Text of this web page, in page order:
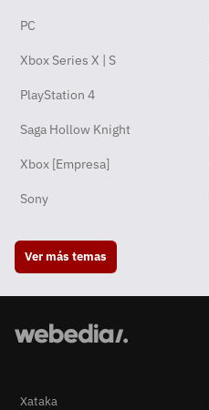
PC
Xbox Series X | S
PlayStation 4
Saga Hollow Knight
Xbox [Empresa]
Sony
Ver más temas
Xataka